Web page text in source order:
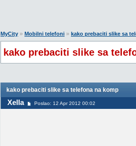
MyCity » Mobilni telefoni » kako prebaciti slike sa
kako prebaciti slike sa
kako prebaciti slike sa telefona na komp
Xella Poslao: 12 Apr 2012 00:02